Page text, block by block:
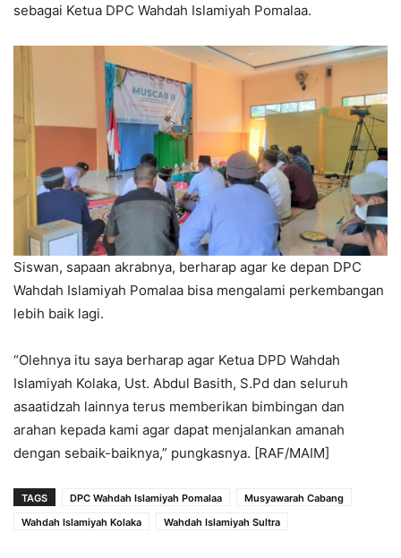
sebagai Ketua DPC Wahdah Islamiyah Pomalaa.
Siswan, sapaan akrabnya, berharap agar ke depan DPC
Wahdah Islamiyah Pomalaa bisa mengalami perkembangan
lebih baik lagi.
“Olehnya itu saya berharap agar Ketua DPD Wahdah
Islamiyah Kolaka, Ust. Abdul Basith, S.Pd dan seluruh
asaatidzah lainnya terus memberikan bimbingan dan
arahan kepada kami agar dapat menjalankan amanah
dengan sebaik-baiknya,” pungkasnya. [RAF/MAIM]
TAGS DPC Wahdah Islamiyah Pomalaa
Musyawarah Cabang
Wahdah Islamiyah Kolaka
Wahdah Islamiyah Sultra